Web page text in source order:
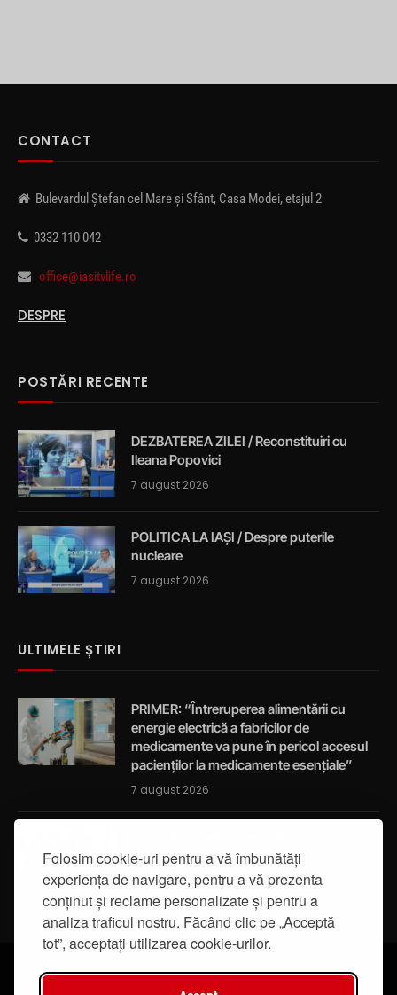
Folosim cookie-uri pentru a vă îmbunătăți
experiența de navigare, pentru a vă prezenta
conținut și reclame personalizate și pentru a
analiza traficul nostru. Făcând clic pe „Acceptă
tot”, acceptați utilizarea cookie-urilor.
CONTACT
Bulevardul Ștefan cel Mare și Sfânt, Casa Modei, etajul 2
0332 110 042
office@iasitvlife.ro
DESPRE
POSTĂRI RECENTE
DEZBATEREA ZILEI / Reconstituiri cu
Ileana Popovici
7 august 2026
POLITICA LA IAȘI / Despre puterile
nucleare
7 august 2026
ULTIMELE ȘTIRI
PRIMER: “Întreruperea alimentării cu
energie electrică a fabricilor de
medicamente va pune în pericol accesul
pacienților la medicamente esențiale”
7 august 2026
integrității
7 august 2026